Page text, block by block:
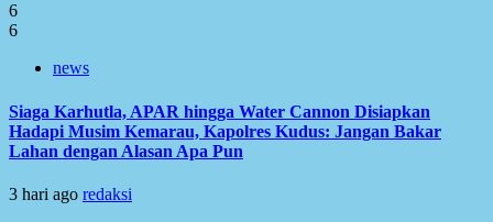
6
6
news
Siaga Karhutla, APAR hingga Water Cannon Disiapkan
Hadapi Musim Kemarau, Kapolres Kudus: Jangan Bakar
Lahan dengan Alasan Apa Pun
3 hari ago redaksi